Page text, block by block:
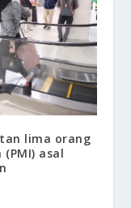
lima orang
asal